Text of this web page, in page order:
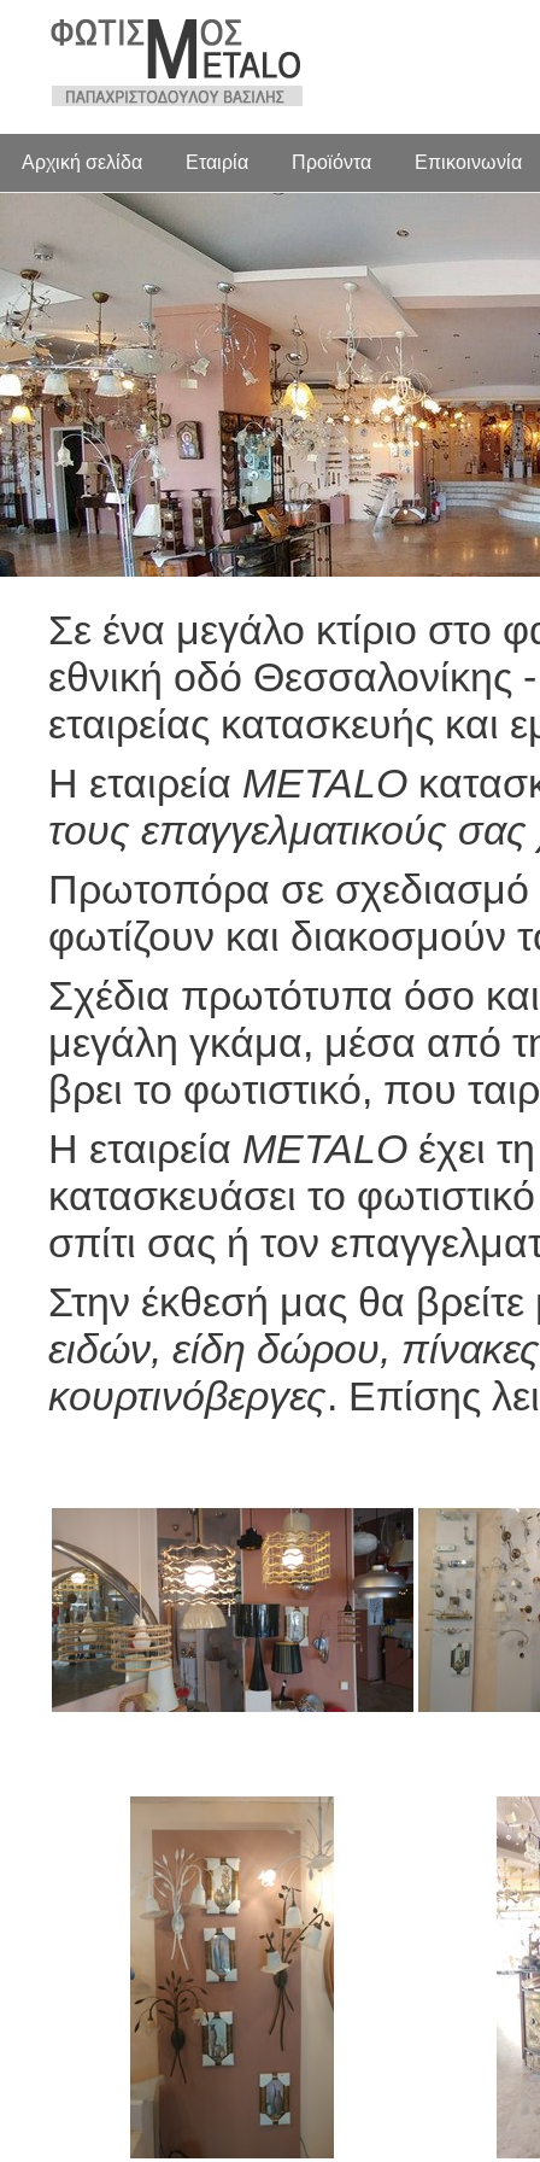
Αρχική σελίδα Εταιρία Προϊόντα Επικοινωνία
Σε ένα μεγάλο κτίριο στο
εθνική οδό Θεσσαλονίκης
εταιρείας κατασκευής και
Η εταιρεία METALO
τους επαγγελματικούς
Πρωτοπόρα σε σχεδιασμό
φωτίζουν και διακοσμούν
Σχέδια πρωτότυπα όσο
μεγάλη γκάμα, μέσα από
βρει το φωτιστικό, που
Η εταιρεία ΜETALO έχει
κατασκευάσει το
σπίτι σας ή τον
Στην έκθεσή μας θα βρείτε
ειδών, είδη δώρου,
κουρτινόβεργες. Επίσης